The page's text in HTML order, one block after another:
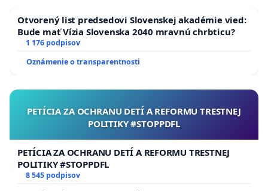
Otvorený list predsedovi Slovenskej akadémie vied:
Bude mať Vízia Slovenska 2040 mravnú chrbticu?
1 176 podpisov
Oznámenie o transparentnosti
PETÍCIA ZA OCHRANU DETÍ A REFORMU TRESTNEJ
POLITIKY #STOPPDFL
PETÍCIA ZA OCHRANU DETÍ A REFORMU TRESTNEJ
POLITIKY #STOPPDFL
8 545 podpisov